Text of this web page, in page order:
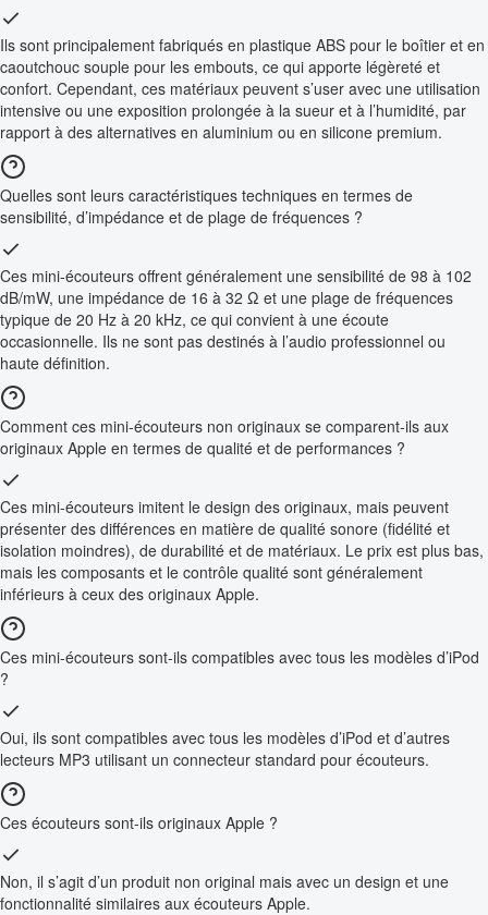
Ils sont principalement fabriqués en plastique ABS pour le boîtier et en
caoutchouc souple pour les embouts, ce qui apporte légèreté et
confort. Cependant, ces matériaux peuvent s’user avec une utilisation
intensive ou une exposition prolongée à la sueur et à l’humidité, par
rapport à des alternatives en aluminium ou en silicone premium.
Quelles sont leurs caractéristiques techniques en termes de
sensibilité, d’impédance et de plage de fréquences ?
Ces mini-écouteurs offrent généralement une sensibilité de 98 à 102
dB/mW, une impédance de 16 à 32 Ω et une plage de fréquences
typique de 20 Hz à 20 kHz, ce qui convient à une écoute
occasionnelle. Ils ne sont pas destinés à l’audio professionnel ou
haute définition.
Comment ces mini-écouteurs non originaux se comparent-ils aux
originaux Apple en termes de qualité et de performances ?
Ces mini-écouteurs imitent le design des originaux, mais peuvent
présenter des différences en matière de qualité sonore (fidélité et
isolation moindres), de durabilité et de matériaux. Le prix est plus bas,
mais les composants et le contrôle qualité sont généralement
inférieurs à ceux des originaux Apple.
Ces mini-écouteurs sont-ils compatibles avec tous les modèles d’iPod
?
Oui, ils sont compatibles avec tous les modèles d’iPod et d’autres
lecteurs MP3 utilisant un connecteur standard pour écouteurs.
Ces écouteurs sont-ils originaux Apple ?
Non, il s’agit d’un produit non original mais avec un design et une
fonctionnalité similaires aux écouteurs Apple.